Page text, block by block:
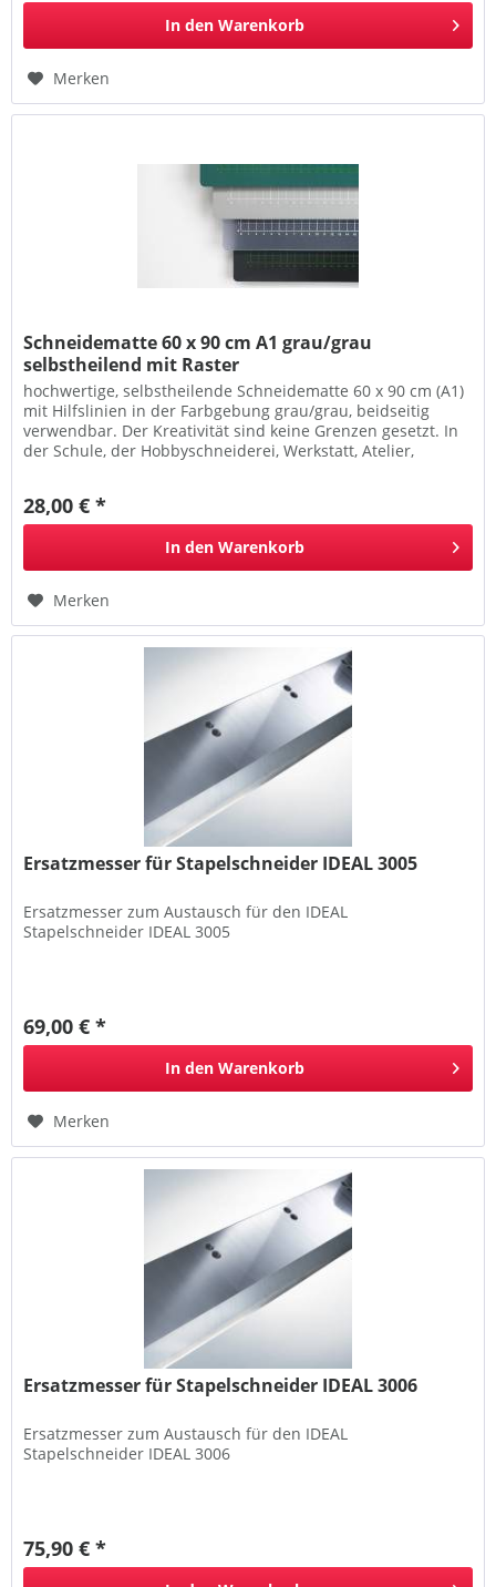
In den Warenkorb
Merken
Schneidematte 60 x 90 cm A1 grau/grau
selbstheilend mit Raster
hochwertige, selbstheilende Schneidematte 60 x 90 cm (A1)
mit Hilfslinien in der Farbgebung grau/grau, beidseitig
verwendbar. Der Kreativität sind keine Grenzen gesetzt. In
der Schule, der Hobbyschneiderei, Werkstatt, Atelier,
28,00 € *
In den Warenkorb
Merken
Ersatzmesser für Stapelschneider IDEAL 3005
Ersatzmesser zum Austausch für den IDEAL
Stapelschneider IDEAL 3005
69,00 € *
In den Warenkorb
Merken
Ersatzmesser für Stapelschneider IDEAL 3006
Ersatzmesser zum Austausch für den IDEAL
Stapelschneider IDEAL 3006
75,90 € *